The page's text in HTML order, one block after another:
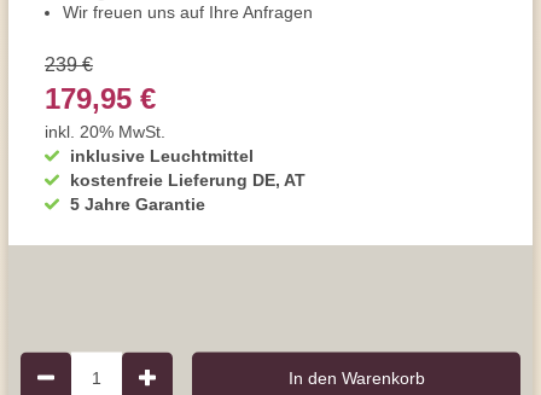
Wir freuen uns auf Ihre Anfragen
inklusive Leuchtmittel
kostenfreie Lieferung DE, AT
5 Jahre Garantie
239 €
179,95 €
inkl. 20% MwSt.
1 In den Warenkorb